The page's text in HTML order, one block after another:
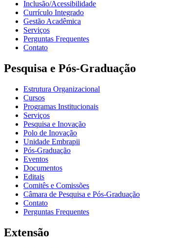
Inclusão/Acessibilidade
Currículo Integrado
Gestão Acadêmica
Serviços
Perguntas Frequentes
Contato
Pesquisa e Pós-Graduação
Estrutura Organizacional
Cursos
Programas Institucionais
Serviços
Pesquisa e Inovação
Polo de Inovação
Unidade Embrapii
Pós-Graduação
Eventos
Documentos
Editais
Comitês e Comissões
Câmara de Pesquisa e Pós-Graduação
Contato
Perguntas Frequentes
Extensão